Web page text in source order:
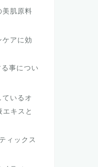
肌原料
アに効
事につい
いるオ
キスと
ィックス